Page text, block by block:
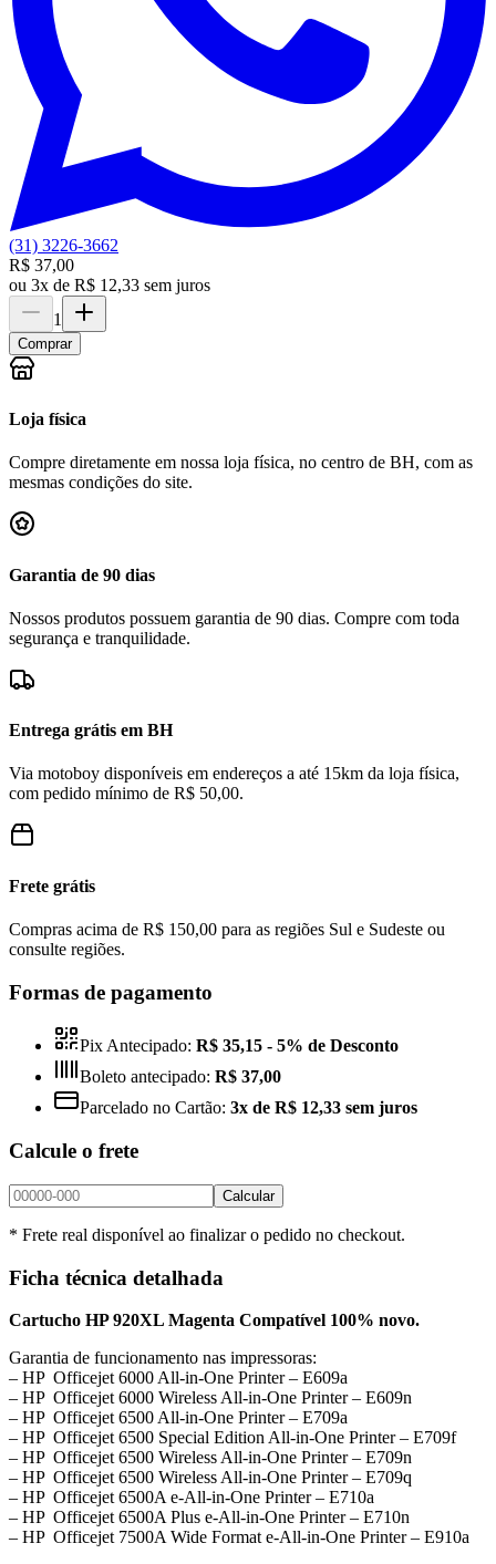
(31) 3226-3662
R$ 37,00
ou 3x de R$ 12,33 sem juros
1
Comprar
Loja física
Compre diretamente em nossa loja física, no centro de BH, com as
mesmas condições do site.
Garantia de 90 dias
Nossos produtos possuem garantia de 90 dias. Compre com toda
segurança e tranquilidade.
Entrega grátis em BH
Via motoboy disponíveis em endereços a até 15km da loja física,
com pedido mínimo de R$ 50,00.
Frete grátis
Compras acima de R$ 150,00 para as regiões Sul e Sudeste ou
consulte regiões.
Formas de pagamento
Pix Antecipado: R$ 35,15 - 5% de Desconto
Boleto antecipado: R$ 37,00
Parcelado no Cartão: 3x de R$ 12,33 sem juros
Calcule o frete
Calcular
* Frete real disponível ao finalizar o pedido no checkout.
Ficha técnica detalhada
Cartucho HP 920XL Magenta Compatível 100% novo.
Garantia de funcionamento nas impressoras:
– HP Officejet 6000 All-in-One Printer – E609a
– HP Officejet 6000 Wireless All-in-One Printer – E609n
– HP Officejet 6500 All-in-One Printer – E709a
– HP Officejet 6500 Special Edition All-in-One Printer – E709f
– HP Officejet 6500 Wireless All-in-One Printer – E709n
– HP Officejet 6500 Wireless All-in-One Printer – E709q
– HP Officejet 6500A e-All-in-One Printer – E710a
– HP Officejet 6500A Plus e-All-in-One Printer – E710n
– HP Officejet 7500A Wide Format e-All-in-One Printer – E910a